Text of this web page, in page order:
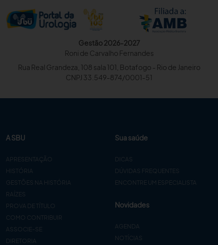
Gestão 2026-2027
Roni de Carvalho Fernandes
Rua Real Grandeza, 108 sala 101, Botafogo - Rio de Janeiro
CNPJ 33.549-874/0001-51
A SBU
APRESENTAÇÃO
HISTÓRIA
GESTÕES NA HISTÓRIA
RAÍZES
PROVA DE TÍTULO
COMO CONTRIBUIR
ASSOCIE-SE
DIRETORIA
Sua saúde
DICAS
DÚVIDAS FREQUENTES
ENCONTRE UM ESPECIALISTA
Novidades
AGENDA
NOTÍCIAS